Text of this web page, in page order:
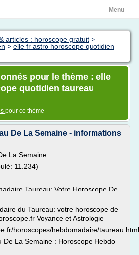
Menu
articles : horoscope gratuit >
> elle fr astro horoscope quotidien
pour le thème : elle
quotidien taureau
pour ce thème
De La Semaine - informations
La Semaine
11.234)
Taureau: Votre Horoscope De
du Taureau: votre horoscope de
Voyance et Astrologie
horoscopes/hebdomadaire/taureau.html
De La Semaine : Horoscope Hebdo